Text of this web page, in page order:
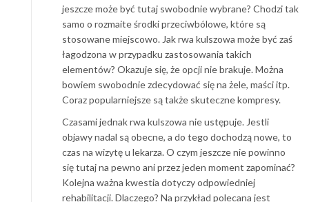
jeszcze może być tutaj swobodnie wybrane? Chodzi tak
samo o rozmaite środki przeciwbólowe, które są
stosowane miejscowo. Jak rwa kulszowa może być zaś
łagodzona w przypadku zastosowania takich
elementów? Okazuje się, że opcji nie brakuje. Można
bowiem swobodnie zdecydować się na żele, maści itp.
Coraz popularniejsze są także skuteczne kompresy.
Czasami jednak rwa kulszowa nie ustępuje. Jestli
objawy nadal są obecne, a do tego dochodzą nowe, to
czas na wizytę u lekarza. O czym jeszcze nie powinno
się tutaj na pewno ani przez jeden moment zapominać?
Kolejna ważna kwestia dotyczy odpowiedniej
rehabilitacji. Dlaczego? Na przykład polecana jest